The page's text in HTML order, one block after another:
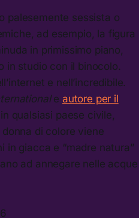
palesemente sessista o
ad esempio, la figura
in primissimo piano,
in studio con il binocolo.
e nell’incredibile.
e autore per il
qualsiasi paese civile,
di colore viene
in giacca e “madre natura”
ad annegare nelle acque